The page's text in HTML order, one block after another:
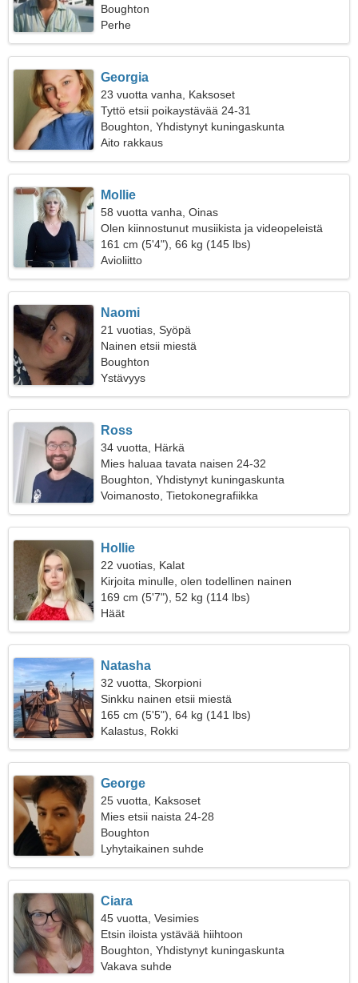
Boughton
Perhe
Georgia
23 vuotta vanha, Kaksoset
Tyttö etsii poikaystävää 24-31
Boughton, Yhdistynyt kuningaskunta
Aito rakkaus
Mollie
58 vuotta vanha, Oinas
Olen kiinnostunut musiikista ja videopeleistä
161 cm (5'4"), 66 kg (145 lbs)
Avioliitto
Naomi
21 vuotias, Syöpä
Nainen etsii miestä
Boughton
Ystävyys
Ross
34 vuotta, Härkä
Mies haluaa tavata naisen 24-32
Boughton, Yhdistynyt kuningaskunta
Voimanosto, Tietokonegrafiikka
Hollie
22 vuotias, Kalat
Kirjoita minulle, olen todellinen nainen
169 cm (5'7"), 52 kg (114 lbs)
Häät
Natasha
32 vuotta, Skorpioni
Sinkku nainen etsii miestä
165 cm (5'5"), 64 kg (141 lbs)
Kalastus, Rokki
George
25 vuotta, Kaksoset
Mies etsii naista 24-28
Boughton
Lyhytaikainen suhde
Ciara
45 vuotta, Vesimies
Etsin iloista ystävää hiihtoon
Boughton, Yhdistynyt kuningaskunta
Vakava suhde